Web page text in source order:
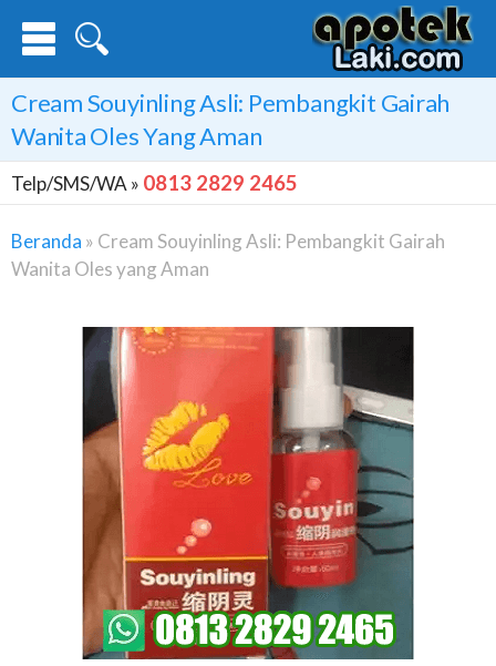
Cream Souyinling Asli: Pembangkit Gairah
Wanita Oles Yang Aman
Telp/SMS/WA » 0813 2829 2465
Beranda » Cream Souyinling Asli: Pembangkit Gairah
Wanita Oles yang Aman